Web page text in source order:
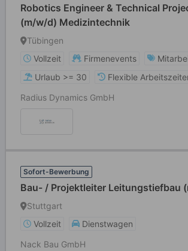
Robotics Engineer & Technical
(m/w/d) Medizintechnik
Tübingen
Vollzeit
Firmenevents
Urlaub >= 30
Flexible
Radius Dynamics GmbH
Sofort-Bewerbung
Bau- / Projektleiter Leitungstiefbau
Stuttgart
Vollzeit
Dienstwagen
Nack Bau GmbH